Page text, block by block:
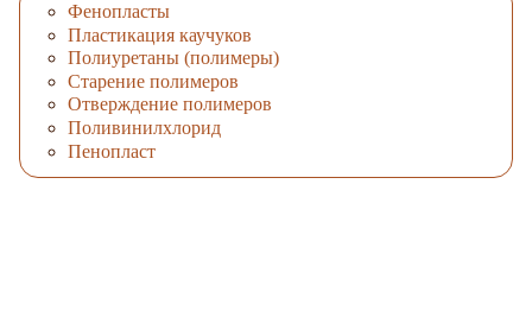
Фенопласты
Пластикация каучуков
Полиуретаны (полимеры)
Старение полимеров
Отверждение полимеров
Поливинилхлорид
Пенопласт